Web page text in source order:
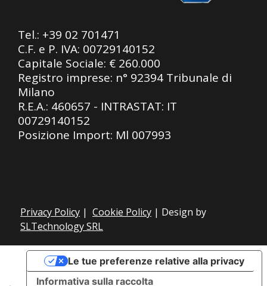
Tel.: +39 02 701471
C.F. e P. IVA: 00729140152
Capitale Sociale: € 260.000
Registro imprese: n° 92394 Tribunale di
Milano
R.E.A.: 460657 - INTRASTAT: IT
00729140152
Posizione Import: Ml 007993
Privacy Policy | Cookie Policy | Design by
SLTechnology SRL
Informativa sulla raccolta
Le tue preferenze relative alla privacy